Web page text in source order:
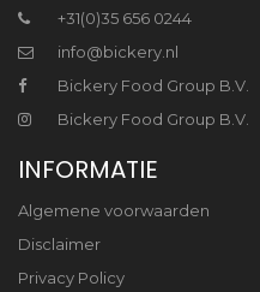
+31(0)35 656 0244
info@bickery.nl
Bickery Food Group B.V.
Bickery Food Group B.V.
INFORMATIE
Algemene voorwaarden
Disclaimer
Privacy Policy